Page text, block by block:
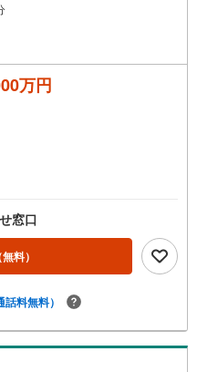
万円
窓口
無料）
話料無料）